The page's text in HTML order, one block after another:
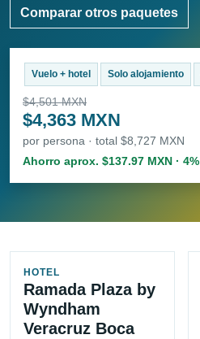
Comparar otros paquetes
Vuelo + hotel Solo alojamiento
$4,501 MXN
$4,363 MXN
por persona · total $8,727 MXN
Ahorro aprox. $137.97 MXN · 4%
HOTEL
Ramada Plaza by
Wyndham
Veracruz Boca